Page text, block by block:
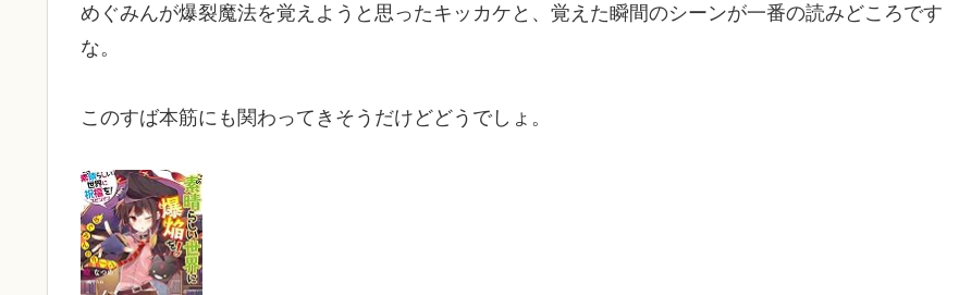
めぐみんが爆裂魔法を覚えようと思ったキッカケと、覚えた瞬間のシーンが一番の読みどころです
な。
このすば本筋にも関わってきそうだけどどうでしょ。